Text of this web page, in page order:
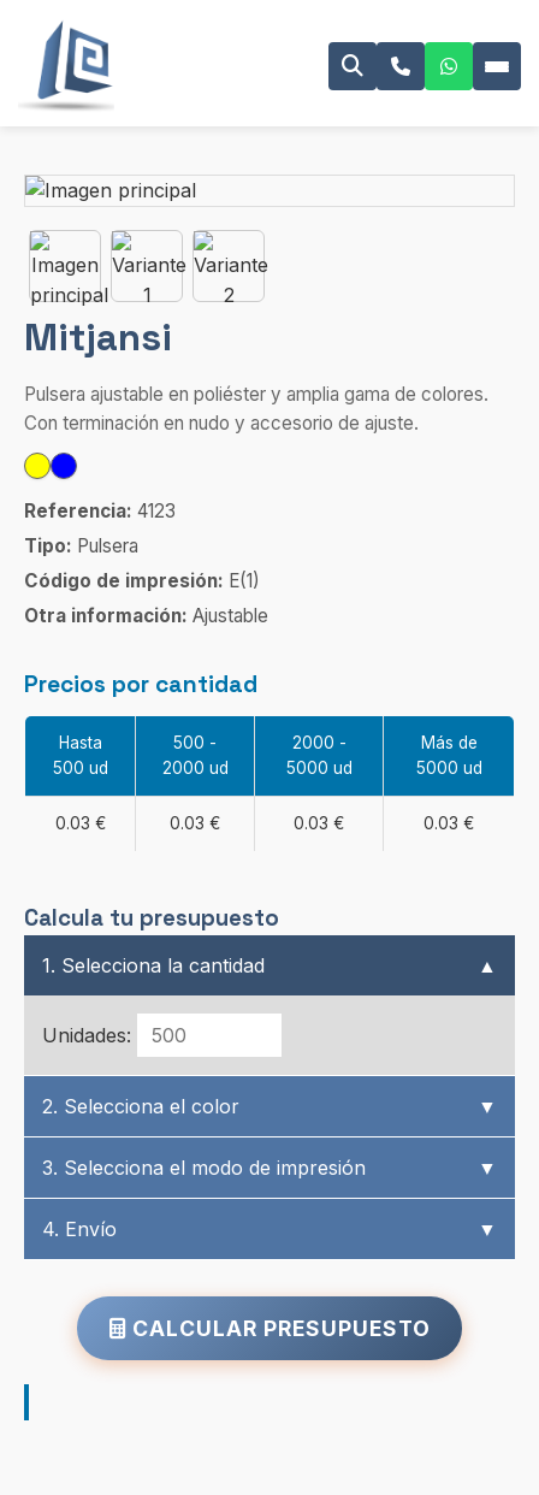
Mitjansi
Pulsera ajustable en poliéster y amplia gama de colores.
Con terminación en nudo y accesorio de ajuste.
Referencia: 4123
Tipo: Pulsera
Código de impresión: E(1)
Otra información: Ajustable
Precios por cantidad
Hasta
500 ud
500 -
2000 ud
2000 -
5000 ud
Más de
5000 ud
0.03 € 0.03 € 0.03 € 0.03 €
Calcula tu presupuesto
1. Selecciona la cantidad ▲
Unidades:
2. Selecciona el color ▼
3. Selecciona el modo de impresión ▼
4. Envío ▼
CALCULAR PRESUPUESTO